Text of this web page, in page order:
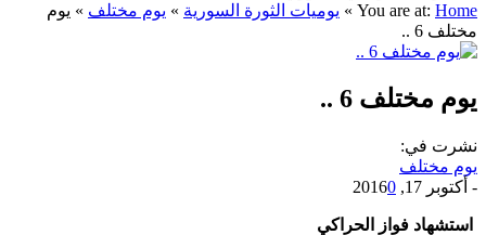
You are at: Home
» يوميات الثورة السورية » يوم مختلف » يوم
مختلف 6 ..
يوم مختلف 6 ..
نشرت في:
يوم مختلف
- أكتوبر 17, 2016 0
استشهاد فواز الحراكي